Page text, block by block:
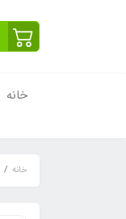
خانه
خانه